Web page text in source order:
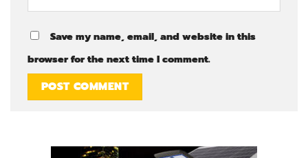
Save my name, email, and website in this
browser for the next time I comment.